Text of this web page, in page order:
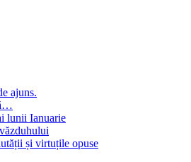
ajuns.
lunii Ianuarie
și virtuțile opuse